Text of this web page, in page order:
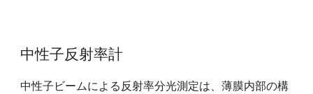
中性子反射率計
中性子ビームによる反射率分光測定は、薄膜内部の構